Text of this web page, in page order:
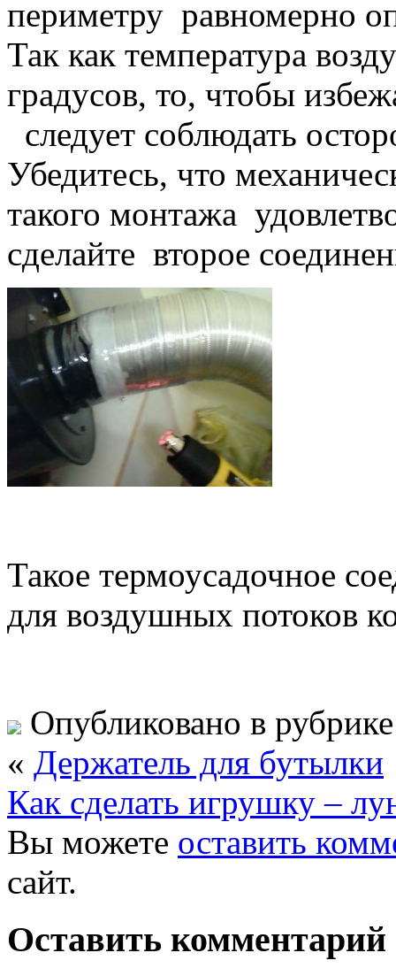
периметру равномерно
Так как температура
градусов, то, чтобы
следует соблюдать
Убедитесь, что
такого монтажа
сделайте второе
Такое термоусадочное
для воздушных потоков
Опубликовано в
« Держатель для бутылки
Как сделать игрушку –
Вы можете оставить
сайт.
Оставить комментарий